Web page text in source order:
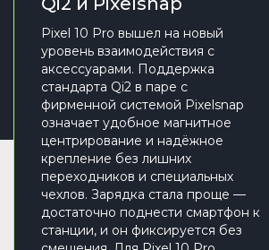
Pixel 10 Pro вышел на новый
уровень взаимодействия с
аксессуарами. Поддержка
стандарта Qi2 в паре с
фирменной системой Pixelsnap
означает удобное магнитное
центрирование и надёжное
крепление без лишних
переходников и специальных
чехлов. Зарядка стала проще —
достаточно поднести смартфон к
станции, и он фиксируется без